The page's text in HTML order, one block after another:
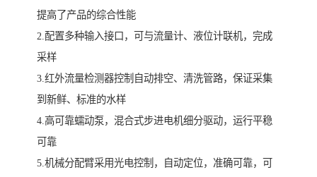
提高了产品的综合性能
2.配置多种输入接口，可与流量计、液位计联机，完成
采样
3.红外流量检测器控制自动排空、清洗管路，保证采集
到新鲜、标准的水样
4.高可靠蠕动泵，混合式步进电机细分驱动，运行平稳
可靠
5.机械分配臂采用光电控制，自动定位，准确可靠，可